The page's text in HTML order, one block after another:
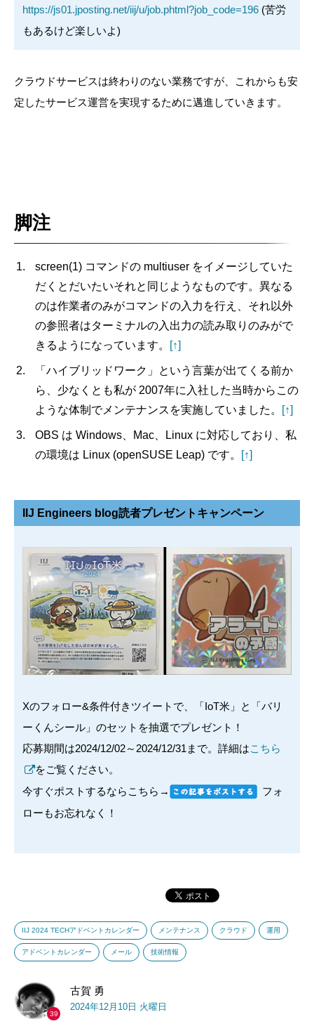
https://js01.jposting.net/iij/u/job.phtml?job_code=196 (苦労
もあるけど楽しいよ)
クラウドサービスは終わりのない業務ですが、これからも安
定したサービス運営を実現するために邁進していきます。
脚注
screen(1) コマンドの multiuser をイメージしていた
だくとだいたいそれと同じようなものです。異なる
のは作業者のみがコマンドの入力を行え、それ以外
の参照者はターミナルの入出力の読み取りのみがで
きるようになっています。
[↑]
「ハイブリッドワーク」という言葉が出てくる前か
ら、少なくとも私が 2007年に入社した当時からこの
ような体制でメンテナンスを実施していました。
[↑]
OBS は Windows、Mac、Linux に対応しており、私
の環境は Linux (openSUSE Leap) です。
[↑]
IIJ Engineers blog読者プレゼントキャンペーン
Xのフォロー&条件付きツイートで、「IoT米」と「バリ
ーくんシール」のセットを抽選でプレゼント！
応募期間は2024/12/02～2024/12/31まで。詳細はこちら
をご覧ください。
今すぐポストするならこちら→
フォ
ローもお忘れなく！
IIJ 2024 TECHアドベントカレンダー メンテナンス クラウド 運用
アドベントカレンダー メール 技術情報
39
古賀 勇
2024年12月10日 火曜日